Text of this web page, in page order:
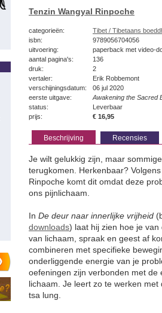
Tenzin Wangyal Rinpoche
categorieën:
Tibet / Tibetaans
isbn:
9789056704056
uitvoering:
paperback met video-
aantal pagina's:
136
druk:
2
vertaler:
Erik Robbemont
verschijningsdatum:
06 jul 2020
eerste uitgave:
Awakening the Sacred
status:
Leverbaar
prijs:
€ 16,95
Beschrijving Recensies
Je wilt gelukkig zijn, maar
terugkomen. Herkenbaar?
Rinpoche komt dit omdat deze
ons pijnlichaam.
In De deur naar innerlijke vrijheid
downloads) laat hij zien hoe je
van lichaam, spraak en geest af
combineren met specifieke
onderliggende energie van je
oefeningen zijn verbonden met de
lichaam. Je leert zo te werken
tsa lung.